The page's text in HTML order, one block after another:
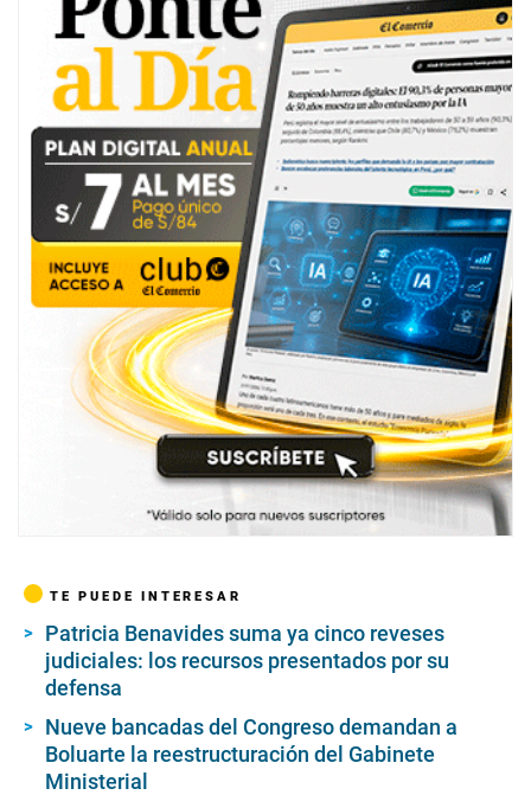
TE PUEDE INTERESAR
Patricia Benavides suma ya cinco reveses
judiciales: los recursos presentados por su
defensa
Nueve bancadas del Congreso demandan a
Boluarte la reestructuración del Gabinete
Ministerial